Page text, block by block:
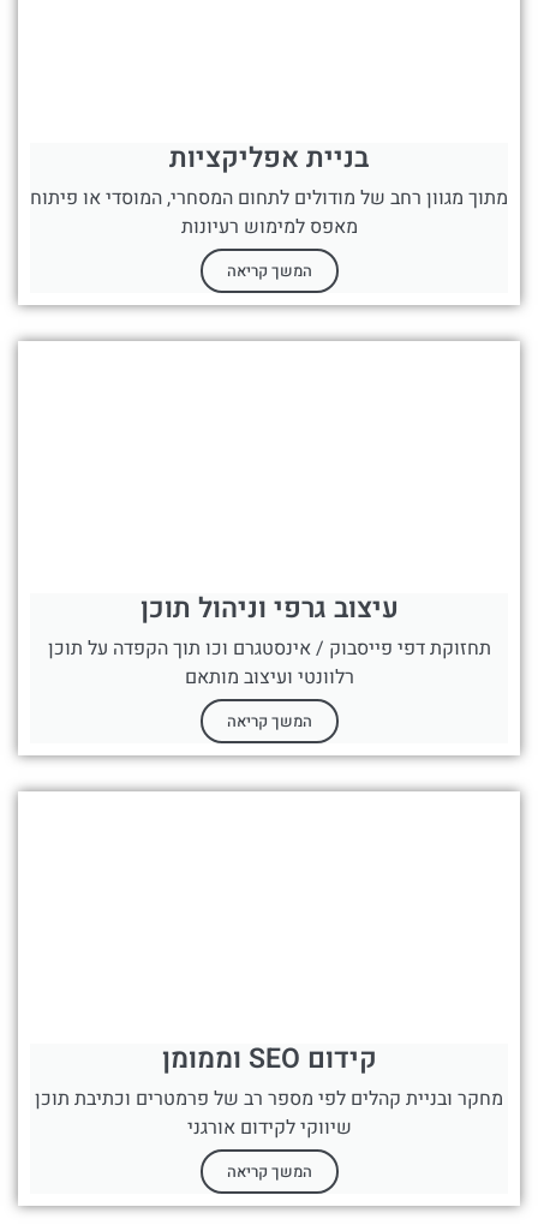
בניית אפליקציות
מתוך מגוון רחב של מודולים לתחום המסחרי, המוסדי או פיתוח
מאפס למימוש רעיונות
המשך קריאה
עיצוב גרפי וניהול תוכן
תחזוקת דפי פייסבוק / אינסטגרם וכו תוך הקפדה על תוכן
רלוונטי ועיצוב מותאם
המשך קריאה
קידום SEO וממומן
מחקר ובניית קהלים לפי מספר רב של פרמטרים וכתיבת תוכן
שיווקי לקידום אורגני
המשך קריאה